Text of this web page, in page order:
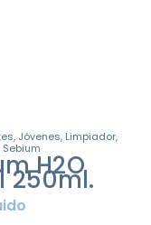
, Jóvenes, Limpiador,
Sebium
H2O
250ml.